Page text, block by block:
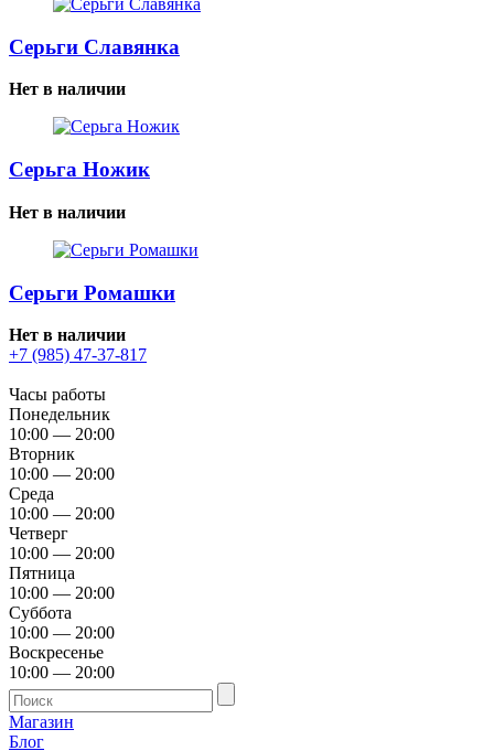
Серьги Славянка
Нет в наличии
Серьга Ножик
Нет в наличии
Серьги Ромашки
Нет в наличии
+7 (985) 47-37-817
Часы работы
Понедельник
10:00 — 20:00
Вторник
10:00 — 20:00
Среда
10:00 — 20:00
Четверг
10:00 — 20:00
Пятница
10:00 — 20:00
Суббота
10:00 — 20:00
Воскресенье
10:00 — 20:00
Магазин
Блог